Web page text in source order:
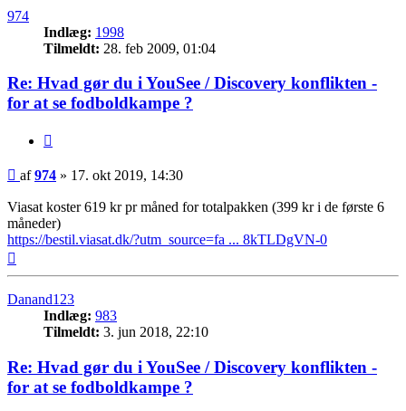
974
Indlæg: 1998
Tilmeldt: 28. feb 2009, 01:04
Re: Hvad gør du i YouSee / Discovery konflikten -
for at se fodboldkampe ?
Indlæg
af974 » 17. okt 2019, 14:30
Viasat koster 619 kr pr måned for totalpakken (399 kr i de første 6
måneder)
https://bestil.viasat.dk/?utm_source=fa ... 8kTLDgVN-0
Danand123
Indlæg: 983
Tilmeldt: 3. jun 2018, 22:10
Re: Hvad gør du i YouSee / Discovery konflikten -
for at se fodboldkampe ?